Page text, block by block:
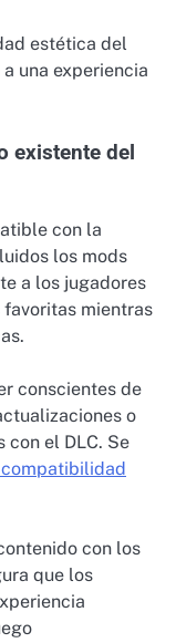
estética del
una experiencia
existente del
con la
los mods
a los jugadores
mientras
conscientes de
o
con el DLC. Se
con los
que los